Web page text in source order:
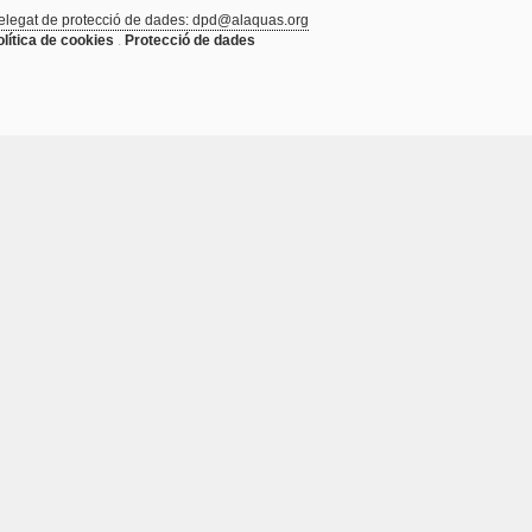
de protecció de dades: dpd@alaquas.org
de cookies . Protecció de dades